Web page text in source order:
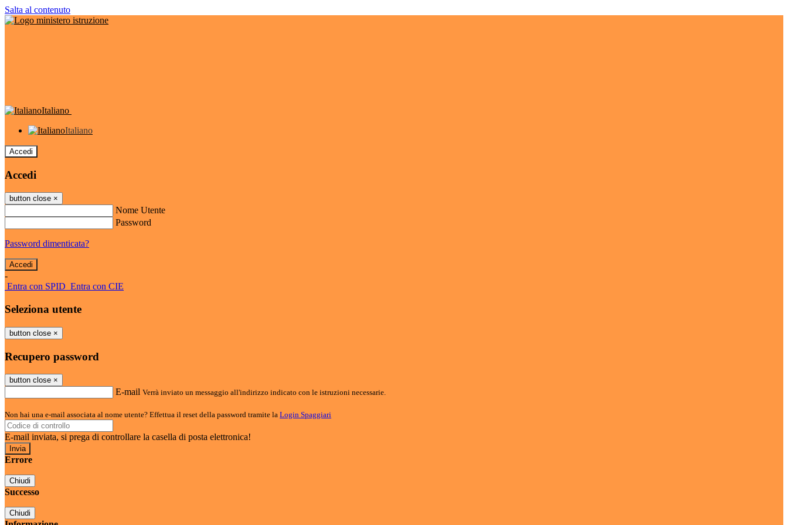
Salta al contenuto
Italiano
Italiano
Accedi
Accedi
button close ×
Nome Utente
Password
Password dimenticata?
-
Entra con SPID Entra con CIE
Seleziona utente
button close ×
Recupero password
button close ×
E-mail Verrà inviato un messaggio all'indirizzo indicato con le istruzioni necessarie.
Non hai una e-mail associata al nome utente? Effettua il reset della password tramite la Login Spaggiari
E-mail inviata, si prega di controllare la casella di posta elettronica!
Errore
Chiudi
Successo
Chiudi